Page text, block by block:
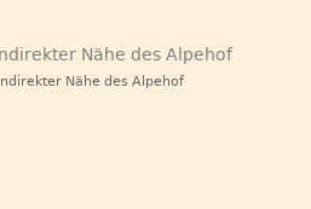
Nähe des Alpehof